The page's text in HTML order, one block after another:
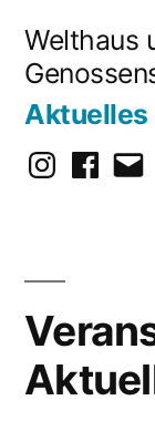
Inhalt
springen
Welthaus
Aktuelles
Instagram
Facebook
E-